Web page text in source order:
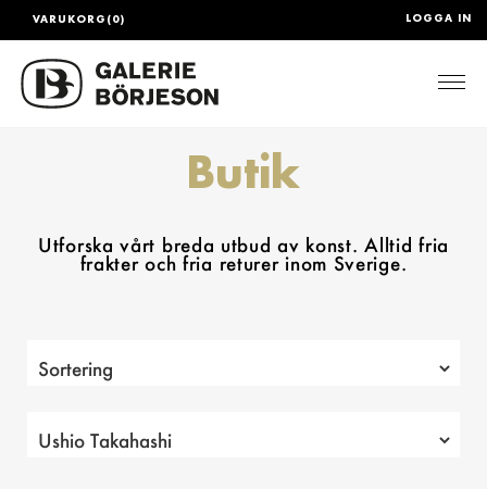
LOGGA IN
VARUKORG(0)
Butik
Utforska vårt breda utbud av konst. Alltid fria
frakter och fria returer inom Sverige.